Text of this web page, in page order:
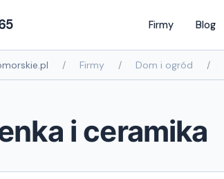
Firmy Blog
Firmy Dom i ogród
i ceramika